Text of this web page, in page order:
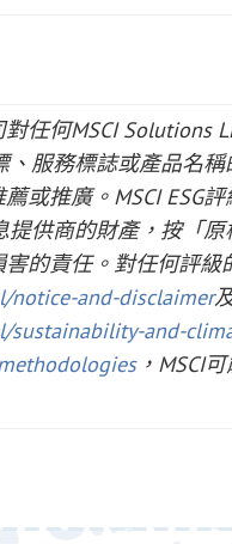
對任何MSCI Solutions
、服務標誌或產品名
或推廣。 MSCI ESG評
提供商的財產，按「原
的責任。對任何評級
notice-and-disclaimer
sustainability-and-
， MSCI可